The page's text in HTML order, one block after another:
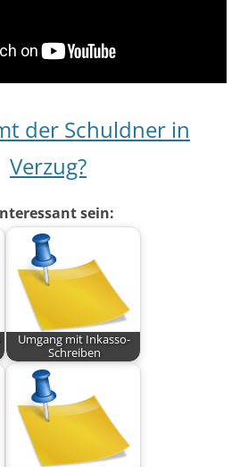
der Schuldner in
Verzug?
sein:
Umgang mit Inkasso-
Schreiben